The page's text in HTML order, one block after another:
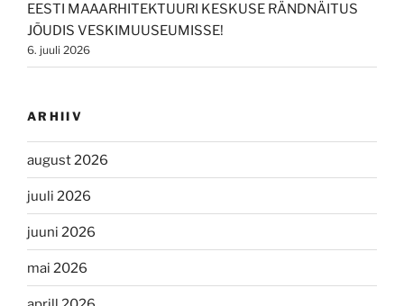
EESTI MAAARHITEKTUURI KESKUSE RÄNDNÄITUS
JÕUDIS VESKIMUUSEUMISSE!
6. juuli 2026
ARHIIV
august 2026
juuli 2026
juuni 2026
mai 2026